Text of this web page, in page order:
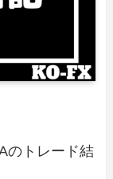
のトレード結